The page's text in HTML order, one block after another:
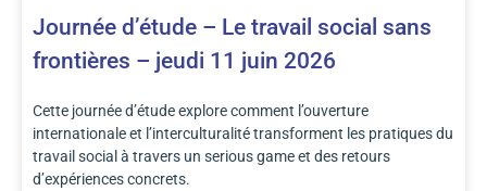
Journée d’étude – Le travail social sans
frontières – jeudi 11 juin 2026
Cette journée d’étude explore comment l’ouverture
internationale et l’interculturalité transforment les pratiques du
travail social à travers un serious game et des retours
d’expériences concrets.